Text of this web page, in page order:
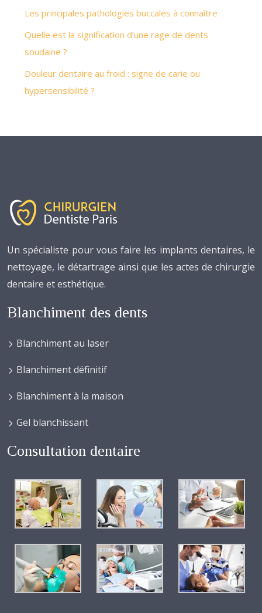
Les principales pathologies buccales à connaître
Quelle est la signification d’une rage de dents
soudaine ?
Douleur dentaire au froid : signe de carie ou
hypersensibilité ?
Un spécialiste pour vous faire les implants dentaires, le
nettoyage, le détartrage ainsi que les actes de chirurgie
dentaire et esthétique.
Blanchiment des dents
Blanchiment au laser
Blanchiment définitif
Blanchiment à la maison
Gel blanchissant
Consultation dentaire